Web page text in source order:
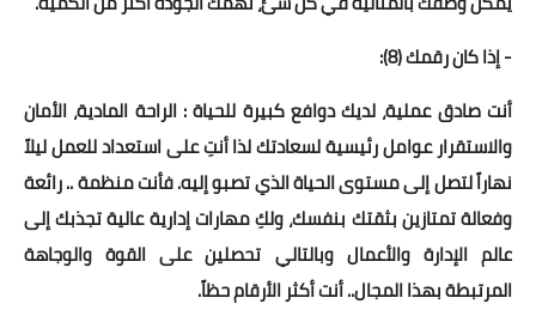
- إذا كان رقمك (8):
أنت صادق عملية، لديك دوافع كبيرة للحياة : الراحة المادية، الأمان
والاستقرار عوامل رئيسية لسعادتك لذا أنتِ على استعداد للعمل ليلاً
نهاراً لتصل إلى مستوى الحياة الذي تصبو إليه. فأنت منظمة .. رائعة
وفعالة تمتازين بثقتك بنفسك، ولكِ مهارات إدارية عالية تجذبك إلى
عالم الإدارة والأعمال وبالتالي تحصلين على القوة والوجاهة
المرتبطة بهذا المجال.. أنت أكثر الأرقام حظاً.